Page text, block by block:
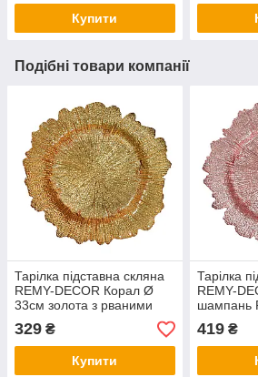
Купити
Подібні товари компанії
Тарілка підставна скляна
REMY-DECOR Корал Ø
33см золота з рваними
краями
329 ₴
Купити
Тарілка
REMY-
шампань
рваними
419₴